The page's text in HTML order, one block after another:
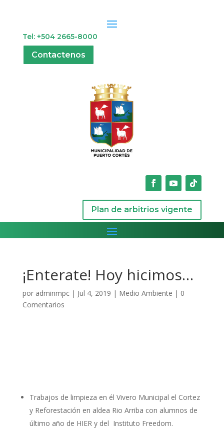
Tel: +504 2665-8000
Contactenos
Plan de arbitrios vigente
¡Enterate! Hoy hicimos…
por adminmpc| Jul 4, 2019 | Medio Ambiente | 0
Comentarios
Trabajos de limpieza en él Vivero Municipal el Cortez
y Reforestación en aldea Rio Arriba con alumnos de
último año de HIER y del Instituto Freedom.